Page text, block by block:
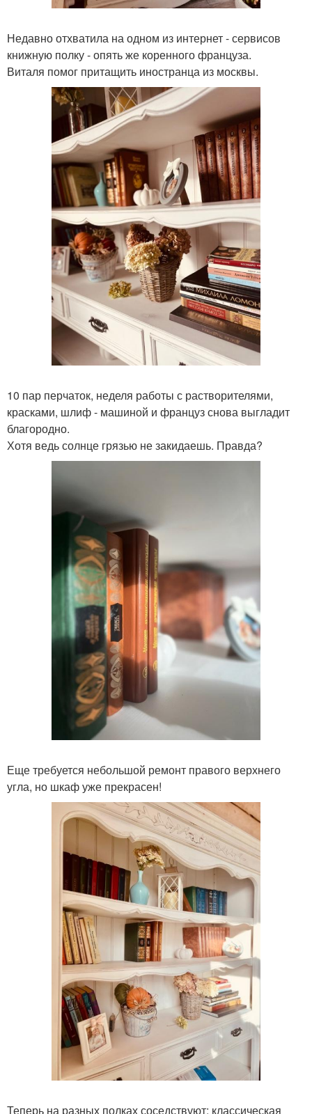
Недавно отхватила на одном из интернет - сервисов
книжную полку - опять же коренного француза.
Виталя помог притащить иностранца из москвы.
10 пар перчаток, неделя работы с растворителями,
красками, шлиф - машиной и француз снова выгладит
благородно.
Хотя ведь солнце грязью не закидаешь. Правда?
Еще требуется небольшой ремонт правого верхнего
угла, но шкаф уже прекрасен!
Теперь на разных полках соседствуют: классическая